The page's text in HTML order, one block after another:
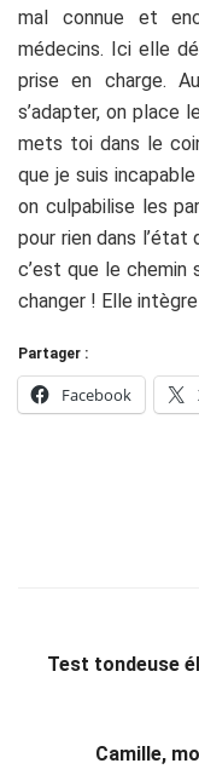
mal connue et
médecins. Ici elle
prise en charge.
s’adapter, on place
mets toi dans le
que je suis
on culpabilise les
pour rien dans l’état
c’est que le
changer ! Elle
Partager :
Facebook
Test tondeuse
Camille,